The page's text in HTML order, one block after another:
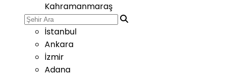
Kahramanmaraş
İstanbul
Ankara
İzmir
Adana